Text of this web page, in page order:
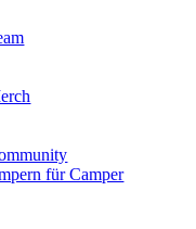
für Camper